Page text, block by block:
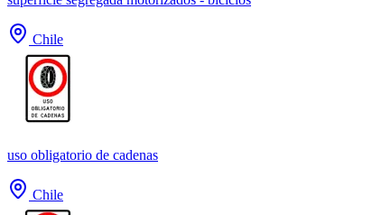
Chile
uso obligatorio de cadenas
Chile